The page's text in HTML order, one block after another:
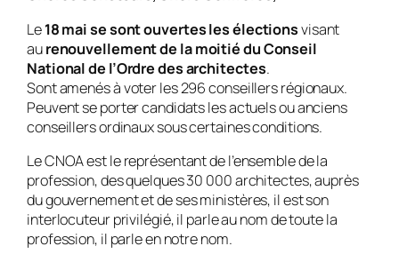
Le18 mai se sont ouvertes les électionsvisant
aurenouvellement de la moitié du Conseil
National de l’Ordre des architectes.
Sont amenés à voter les 296 conseillers régionaux.
Peuvent se porter candidats les actuels ou anciens
conseillers ordinaux sous certaines conditions.
Le CNOA est le représentant de l’ensemble de la
profession, des quelques 30 000 architectes, auprès
du gouvernement et de ses ministères, il est son
interlocuteur privilégié, il parle au nom de toute la
profession, il parle en notre nom.